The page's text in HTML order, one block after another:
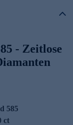
sorgt. Dieses in
das perfekte
edles Geschenk
dieses Collier und
Hals in ein
- Zeitlose
585
ct